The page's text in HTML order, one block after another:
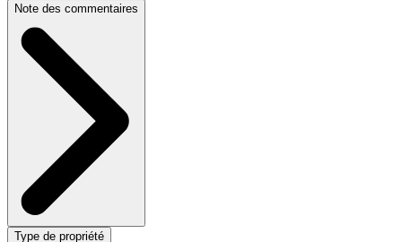
Note des commentaires
Type de propriété